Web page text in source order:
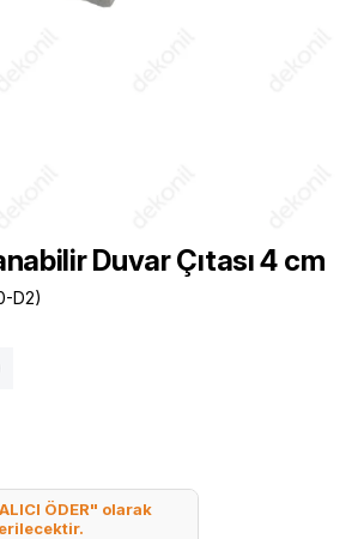
Duvar Çıtası 4 cm
D2)
ÖDER" olarak